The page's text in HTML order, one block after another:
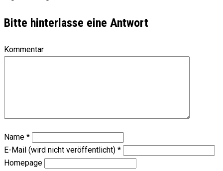
Bitte hinterlasse eine Antwort
Kommentar
Name *
E-Mail (wird nicht veröffentlicht) *
Homepage